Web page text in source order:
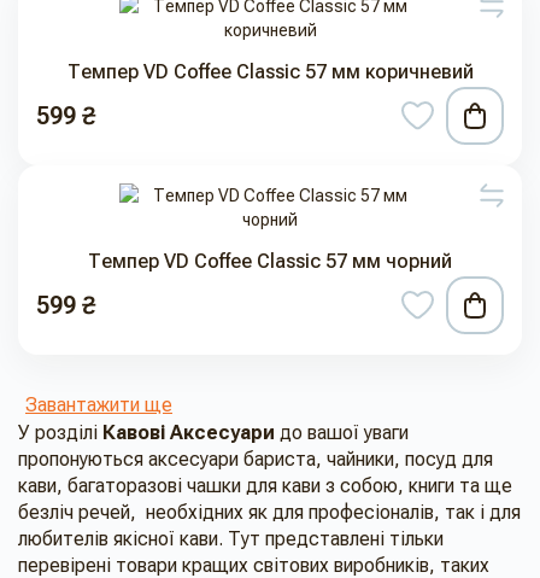
Темпер VD Coffee Classic 57 мм коричневий
599 ₴
Темпер VD Coffee Classic 57 мм чорний
599 ₴
Завантажити ще
У розділі Кавові Аксесуари до вашої уваги
пропонуються аксесуари бариста, чайники, посуд для
кави, багаторазові чашки для кави з собою, книги та ще
безліч речей, необхідних як для професіоналів, так і для
любителів якісної кави. Тут представлені тільки
перевірені товари кращих світових виробників, таких